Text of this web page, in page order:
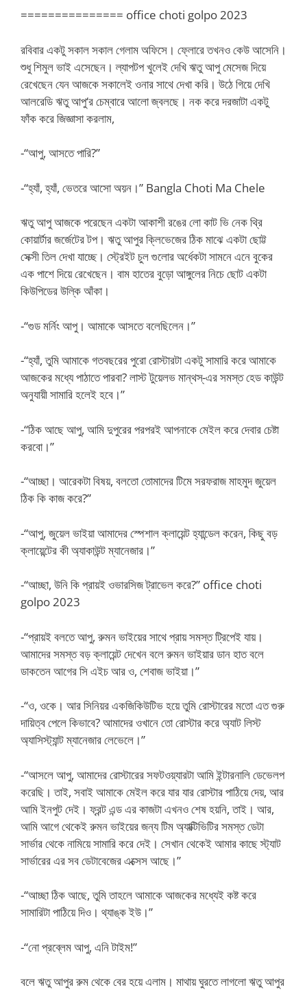
=============== office choti golpo 2023
রবিবার একটু সকাল সকাল গেলাম অফিসে। ফ্লোরে তখনও কেউ আসেনি।
শুধু শিমুল ভাই এসেছেন। ল্যাপটপ খুলেই দেখি ঋতু আপু মেসেজ দিয়ে
রেখেছেন যেন আজকে সকালেই ওনার সাথে দেখা করি। উঠে গিয়ে দেখি
আলরেডি ঋতু আপু‘র চেম্বারে আলো জ্বলছে। নক করে দরজাটা একটু
ফাঁক করে জিজ্ঞাসা করলাম,
-“আপু, আসতে পারি?”
-“হ্যাঁ, হ্যাঁ, ভেতরে আসো অয়ন।” Bangla Choti Ma Chele
ঋতু আপু আজকে পরেছেন একটা আকাশী রঙের লো কাট ভি নেক থ্রি
কোয়ার্টার জর্জেটের টপ। ঋতু আপুর ক্লিভেজের ঠিক মাঝে একটা ছোট্ট
সেক্সী তিল দেখা যাচ্ছে। স্ট্রেইট চুল গুলোর অর্ধেকটা সামনে এনে বুকের
এক পাশে দিয়ে রেখেছেন। বাম হাতের বুড়ো আঙ্গুলের নিচে ছোট একটা
কিউপিডের উল্কি আঁকা।
-“গুড মর্নিং আপু। আমাকে আসতে বলেছিলেন।”
-“হ্যাঁ, তুমি আমাকে গতবছরের পুরো রোস্টারটা একটু সামারি করে আমাকে
আজকের মধ্যে পাঠাতে পারবা? লাস্ট টুয়েলভ মান্থস্-এর সমস্ত হেড কাউন্ট
অনুযায়ী সামারি হলেই হবে।”
-“ঠিক আছে আপু, আমি দুপুরের পরপরই আপনাকে মেইল করে দেবার চেষ্টা
করবো।”
-“আচ্ছা। আরেকটা বিষয়, বলতো তোমাদের টিমে সরফরাজ মাহমুদ জুয়েল
ঠিক কি কাজ করে?”
-“আপু, জুয়েল ভাইয়া আমাদের স্পেশাল ক্লায়েন্ট হ্যান্ডেল করেন, কিছু বড়
ক্লায়েন্টের কী অ্যাকাউন্ট ম্যানেজার।”
-“আচ্ছা, উনি কি প্রায়ই ওভারসিজ ট্রাভেল করে?” office choti
golpo 2023
-“প্রায়ই বলতে আপু, রুমন ভাইয়ের সাথে প্রায় সমস্ত ট্রিপেই যায়।
আমাদের সমস্ত বড় ক্লায়েন্ট দেখেন বলে রুমন ভাইয়ার ডান হাত বলে
ডাকতেন আগের সি এইচ আর ও, শেবাজ ভাইয়া।”
-“ও, ওকে। আর সিনিয়র একজিকিউটিভ হয়ে তুমি রোস্টারের মতো এত গুরু
দায়িত্ব পেলে কিভাবে? আমাদের ওখানে তো রোস্টার করে অ্যাট লিস্ট
অ্যাসিস্ট্যান্ট ম্যানেজার লেভেলে।”
-“আসলে আপু, আমাদের রোস্টারের সফটওয়্যারটা আমি ইন্টারনালি ডেভেলপ
করেছি। তাই, সবাই আমাকে মেইল করে যার যার রোস্টার পাঠিয়ে দেয়, আর
আমি ইনপুট দেই। ফ্রন্ট এন্ড এর কাজটা এখনও শেষ হয়নি, তাই। আর,
আমি আগে থেকেই রুমন ভাইয়ের জন্য টিম অ্যাক্টিভিটির সমস্ত ডেটা
সার্ভার থেকে নামিয়ে সামারি করে দেই। সেখান থেকেই আমার কাছে স্ট্যাট
সার্ভারের এর সব ডেটাবেজের এক্সেস আছে।”
-“আচ্ছা ঠিক আছে, তুমি তাহলে আমাকে আজকের মধ্যেই কষ্ট করে
সামারিটা পাঠিয়ে দিও। থ্যাঙ্ক ইউ।”
-“নো প্রব্লেম আপু, এনি টাইম!”
বলে ঋতু আপুর রুম থেকে বের হয়ে এলাম। মাথায় ঘুরতে লাগলো ঋতু আপুর